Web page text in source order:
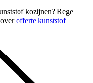
kozijnen? Regel
offerte kunststof